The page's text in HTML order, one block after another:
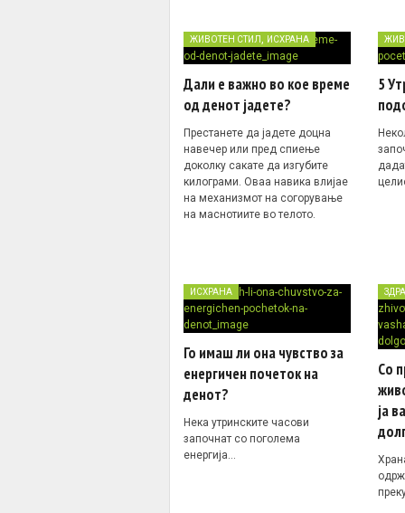
ЖИВОТЕН СТИЛ, ИСХРАНА
Дали е важно во кое време
од денот јадете?
Престанете да јадете доцна
навечер или пред спиење
доколку сакате да изгубите
килограми. Оваа навика влијае
на механизмот на согорување
на маснотиите во телото.
5
ИСХРАНА
Го имаш ли она чувство за
енергичен почеток на
денот?
Нека утринските часови
започнат со поголема
енергија…
Со
ја